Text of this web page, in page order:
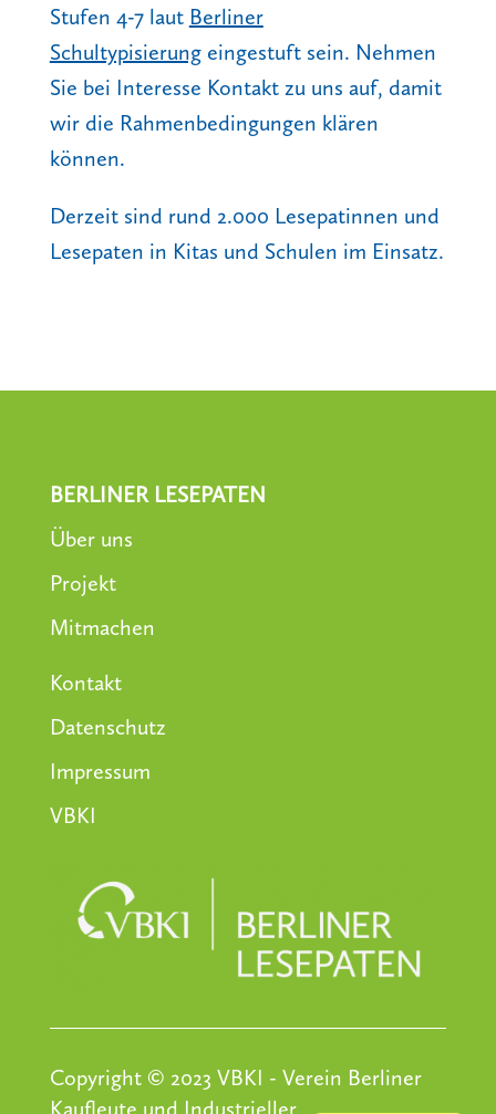
Stufen 4-7 laut Berliner
Schultypisierung eingestuft sein. Nehmen
Sie bei Interesse Kontakt zu uns auf, damit
wir die Rahmenbedingungen klären
können.
Derzeit sind rund 2.000 Lesepatinnen und
Lesepaten in Kitas und Schulen im Einsatz.
BERLINER LESEPATEN
Über uns
Projekt
Mitmachen
Kontakt
Datenschutz
Impressum
VBKI
Copyright © 2023 VBKI - Verein Berliner
Kaufleute und Industrieller